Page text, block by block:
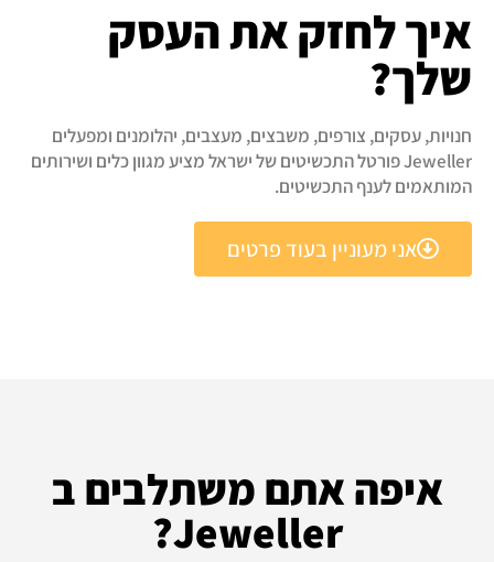
איך לחזק את העסק
שלך?
חנויות, עסקים, צורפים, משבצים, מעצבים, יהלומנים ומפעלים
Jeweller פורטל התכשיטים של ישראל מציע מגוון כלים ושירותים
המותאמים לענף התכשיטים.
אני מעוניין בעוד פרטים
איפה אתם משתלבים ב
Jeweller?